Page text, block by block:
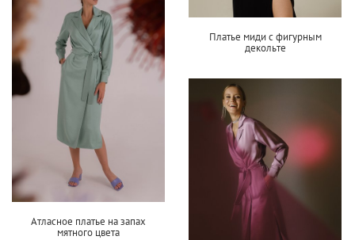
Платье миди с фигурным
декольте
Атласное платье на запах
мятного цвета